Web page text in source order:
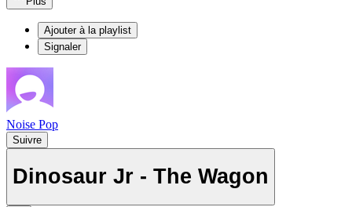
Ajouter à la playlist
Signaler
Noise Pop
Suivre
Dinosaur Jr - The Wagon